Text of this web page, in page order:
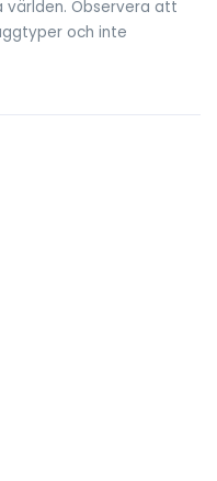
världen. Observera att
och inte